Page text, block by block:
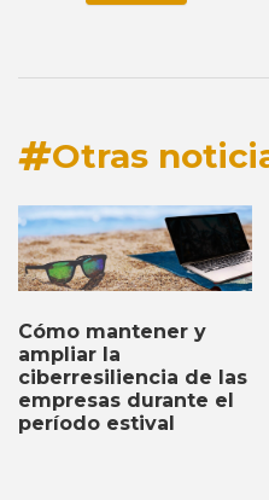
Otras
Cómo mantener y
ampliar la
ciberresiliencia de las
empresas durante el
período estival